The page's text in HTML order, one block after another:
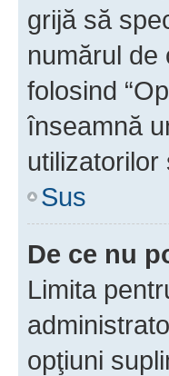
grijă să
numărul de
folosind
înseamnă
Sus
De ce nu
Limita
opţiuni